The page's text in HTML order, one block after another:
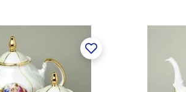
výrobu